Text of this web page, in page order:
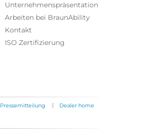
Unternehmenspräsentation
Arbeiten bei BraunAbility
Kontakt
ISO Zertifizierung
Pressemitteilung | Dealer home